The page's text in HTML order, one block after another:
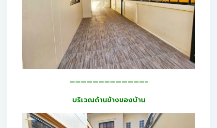
—————————————-
บริเวณด้านข้างของบ้าน